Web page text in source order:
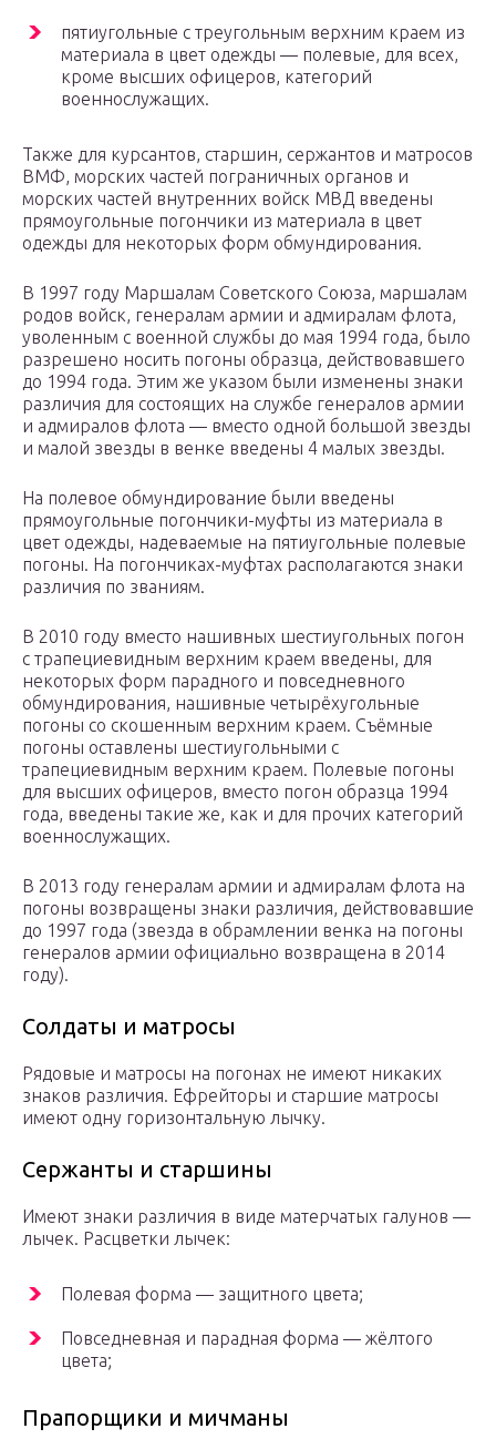
пятиугольные с треугольным верхним краем из
материала в цвет одежды — полевые, для всех,
кроме высших офицеров, категорий
военнослужащих.
Также для курсантов, старшин, сержантов и матросов
ВМФ, морских частей пограничных органов и
морских частей внутренних войск МВД введены
прямоугольные погончики из материала в цвет
одежды для некоторых форм обмундирования.
В 1997 году Маршалам Советского Союза, маршалам
родов войск, генералам армии и адмиралам флота,
уволенным с военной службы до мая 1994 года, было
разрешено носить погоны образца, действовавшего
до 1994 года. Этим же указом были изменены знаки
различия для состоящих на службе генералов армии
и адмиралов флота — вместо одной большой звезды
и малой звезды в венке введены 4 малых звезды.
На полевое обмундирование были введены
прямоугольные погончики-муфты из материала в
цвет одежды, надеваемые на пятиугольные полевые
погоны. На погончиках-муфтах располагаются знаки
различия по званиям.
В 2010 году вместо нашивных шестиугольных погон
с трапециевидным верхним краем введены, для
некоторых форм парадного и повседневного
обмундирования, нашивные четырёхугольные
погоны со скошенным верхним краем. Съёмные
погоны оставлены шестиугольными с
трапециевидным верхним краем. Полевые погоны
для высших офицеров, вместо погон образца 1994
года, введены такие же, как и для прочих категорий
военнослужащих.
В 2013 году генералам армии и адмиралам флота на
погоны возвращены знаки различия, действовавшие
до 1997 года (звезда в обрамлении венка на погоны
генералов армии официально возвращена в 2014
году).
Солдаты и матросы
Рядовые и матросы на погонах не имеют никаких
знаков различия. Ефрейторы и старшие матросы
имеют одну горизонтальную лычку.
Сержанты и старшины
Имеют знаки различия в виде матерчатых галунов —
лычек. Расцветки лычек:
Полевая форма — защитного цвета;
Повседневная и парадная форма — жёлтого
цвета;
Прапорщики и мичманы